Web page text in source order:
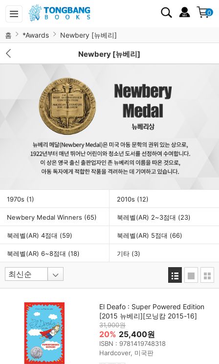
0
홈 *Awards Newbery [뉴베리]
Newbery [뉴베리]
1970s (1) 2010s (12)
Newbery Medal Winners (65) 북레벨(AR) 2~3점대 (23)
북레벨(AR) 4점대 (59) 북레벨(AR) 5점대 (66)
북레벨(AR) 6~8점대 (18) 기타 (3)
El Deafo : Super Powered Edition
[2015 뉴베리][모닝캄 2015-16]
31,900원
20% 25,400원
ISBN : 9781419748318
Hardcover, 미국판